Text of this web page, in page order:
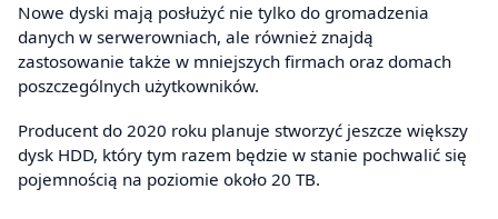
Nowe dyski mają posłużyć nie tylko do gromadzenia
danych w serwerowniach, ale również znajdą
zastosowanie także w mniejszych firmach oraz domach
poszczególnych użytkowników.
Producent do 2020 roku planuje stworzyć jeszcze większy
dysk HDD, który tym razem będzie w stanie pochwalić się
pojemnością na poziomie około 20 TB.